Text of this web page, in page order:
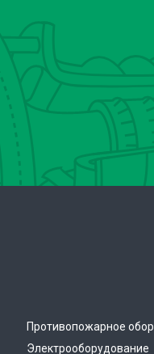
Противопожарное
Электрооборудование